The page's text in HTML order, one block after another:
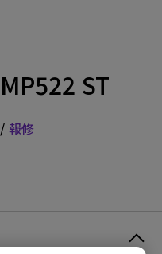
MP522 ST
/ 報修